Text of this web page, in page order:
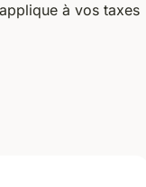
à vos taxes